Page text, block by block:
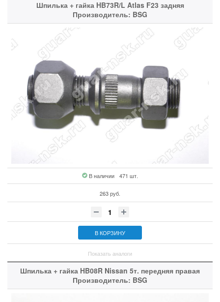
В наличии 471 шт.
263 руб.
В КОРЗИНУ
Показать аналоги